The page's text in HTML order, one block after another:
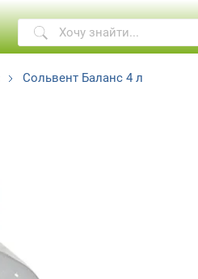
Сольвент Баланс 4 л